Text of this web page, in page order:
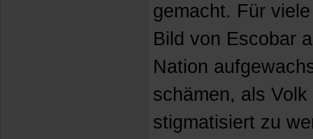
gemacht. Für
Bild von Escobar
Nation
schämen, als
stigmatisiert zu